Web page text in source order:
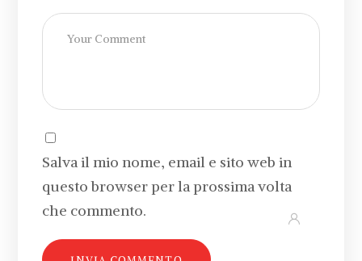
Salva il mio nome, email e sito web in
questo browser per la prossima volta
che commento.